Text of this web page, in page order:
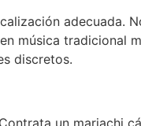
adecuada.
música tradicional
discretos.
un mariachi